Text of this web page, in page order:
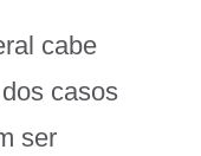
cabe
casos
ser